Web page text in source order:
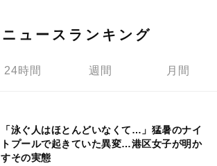
ニュースランキング
24時間 週間 月間
「泳ぐ人はほとんどいなくて…」猛暑のナイ
トプールで起きていた異変…港区女子が明か
すその実態